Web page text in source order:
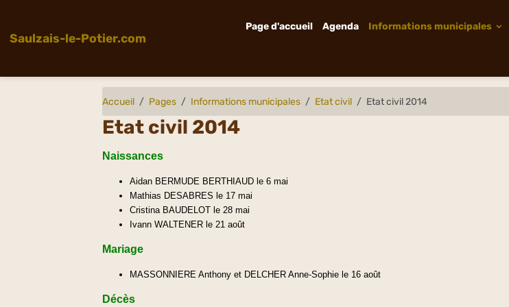
Saulzais-le-Potier.com
Page d'accueil Agenda Informations municipales
Accueil Pages Informations municipales Etat civil Etat civil 2014
Etat civil 2014
Naissances
Aidan BERMUDE BERTHIAUD le 6 mai
Mathias DESABRES le 17 mai
Cristina BAUDELOT le 28 mai
Ivann WALTENER le 21 août
Mariage
MASSONNIERE Anthony et DELCHER Anne-Sophie le 16 août
Décès